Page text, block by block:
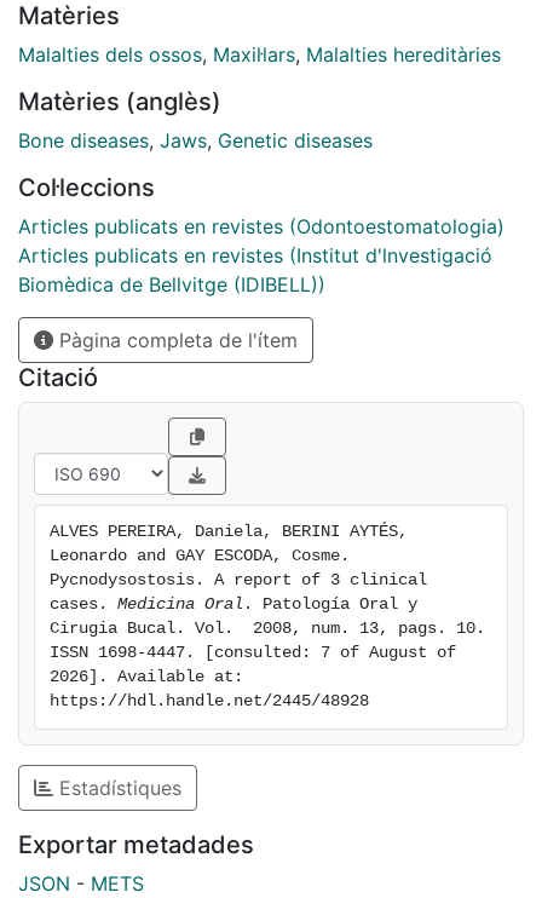
from increased bone density. Oral and maxillofacial
manifestations of this disease are very clear. The head
obtuse, and both maxilla and mandible hypoplastic.
Dental abnormalities and impaction are observed, as
crowding. The differential diagnosis is established with
osteopetrosis, cleidocranial dysplasia and idiopathic
acro-osteolysis. This article reviews the clinical and
radiographic characteristics of pycnodysostosis based
on three clinical cases of patients with this disease.
Matèries
Malalties dels ossos, Maxil·lars, Malalties hereditàries
Matèries (anglès)
Bone diseases, Jaws, Genetic diseases
Col·leccions
Articles publicats en revistes (Odontoestomatologia)
Articles publicats en revistes (Institut d'lnvestigació
Biomèdica de Bellvitge (IDIBELL))
Pàgina completa de l'ítem
Citació
ALVES PEREIRA, Daniela, BERINI AYTÉS,
Leonardo and GAY ESCODA, Cosme.
Pycnodysostosis. A report of 3 clinical
cases. Medicina Oral . Patología Oral y
Cirugia Bucal. Vol.  2008, num. 13, pags. 10.
ISSN 1698-4447. [consulted: 7 of August of
2026]. Available at:
https://hdl.handle.net/2445/48928
Estadístiques
Exportar metadades
JSON - METS